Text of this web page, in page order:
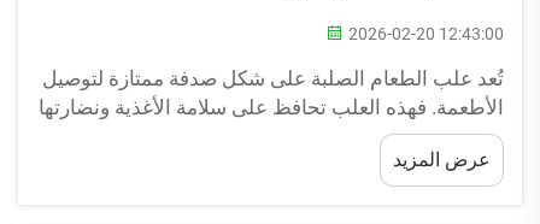
2026-02-20 12:43:00
تُعد علب الطعام الصلبة على شكل صدفة ممتازة لتوصيل
الأطعمة. فهذه العلب تحافظ على سلامة الأغذية ونضارتها
أثناء النقل من موقعٍ إلى آخر. وهي متينة جدًّا، ولا يُسحق
أو يتلف أي شيء داخلها. وعند طلبك للطعام...
عرض المزيد